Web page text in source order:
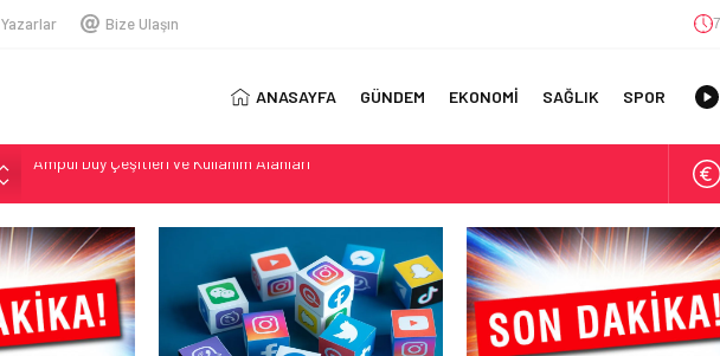
Yazarlar Bize Ulaşın
ANASAYFA GÜNDEM EKONOMİ SAĞLIK SPOR
Telegram Grupları Nasıl Bulunur?: Telegram’da Grup Bulma Deneyimini Sadeleştirin
2026 Ahşap Bahçe Dekorasyonu Trendleri: Doğal ve Modern Tasarım Önerileri
Organik Büyüme Stratejisi: Uzun Vadede Sosyal Medya Başarısı Nasıl Sağlanır?
Seamless Travel Begins: Discover the Convenience of Istanbul Transfer Services
İstanbul’da Güvenli ve Konforlu Kız Öğrenci Yurtları
Hazır Sistem Fiyatları: Uygun Maliyetlerle Verimlilik Sağlayın